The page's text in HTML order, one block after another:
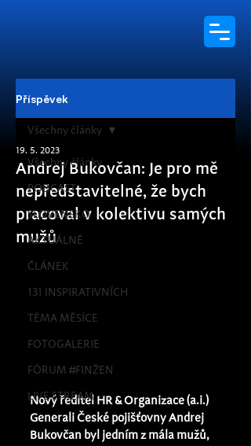
Příspěvek
Všechny články
PODCAST
SLOVENSKO
AKTUÁLNĚ
ČLÁNEK
131 INSPIRATIVNÍCH
TÉMA MĚSÍCE
FOTOGALERIE
FÓRUM #FINŽEN
LIVE STREAM
Všechny články
Andrej Bukovčan: Je pro mě
nepředstavitelné, že bych
pracoval v kolektivu samých
mužů
19. 5. 2023
Nový ředitel HR & Organizace (a.i.)
Generali České pojišťovny Andrej
Bukovčan byl jedním z mála mužů,